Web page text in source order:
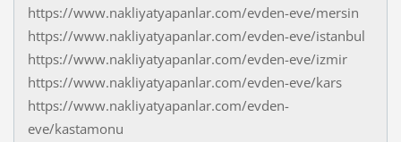
https://www.nakliyatyapanlar.com/evden-eve/mersin
https://www.nakliyatyapanlar.com/evden-eve/istanbul
https://www.nakliyatyapanlar.com/evden-eve/izmir
https://www.nakliyatyapanlar.com/evden-eve/kars
https://www.nakliyatyapanlar.com/evden-
eve/kastamonu